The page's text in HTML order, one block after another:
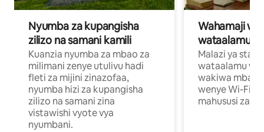
Nyumba za kupangisha
zilizo na samani kamili
Kuanzia nyumba za mbao za
milimani zenye utulivu hadi
fleti za mijini zinazofaa,
nyumba hizi za kupangisha
zilizo na samani zina
vistawishi vyote vya
nyumbani.
Wahamaji
wataalamu
Malazi ya
wataalamu
wakiwa mbali
wenye Wi-Fi
mahususi za